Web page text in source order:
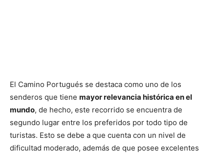
El Camino Portugués se destaca como uno de los
senderos que tiene mayor relevancia histórica en el
mundo, de hecho, este recorrido se encuentra de
segundo lugar entre los preferidos por todo tipo de
turistas. Esto se debe a que cuenta con un nivel de
dificultad moderado, además de que posee excelentes